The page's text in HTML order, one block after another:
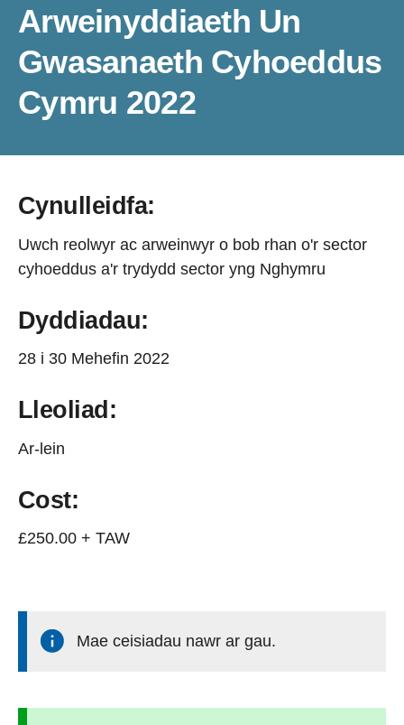
Arweinyddiaeth Un
Gwasanaeth Cyhoeddus
Cymru 2022
Cynulleidfa:
Uwch reolwyr ac arweinwyr o bob rhan o'r sector
cyhoeddus a'r trydydd sector yng Nghymru
Dyddiadau:
28 i 30 Mehefin 2022
Lleoliad:
Ar-lein
Cost:
£250.00 + TAW
Mae ceisiadau nawr ar gau.